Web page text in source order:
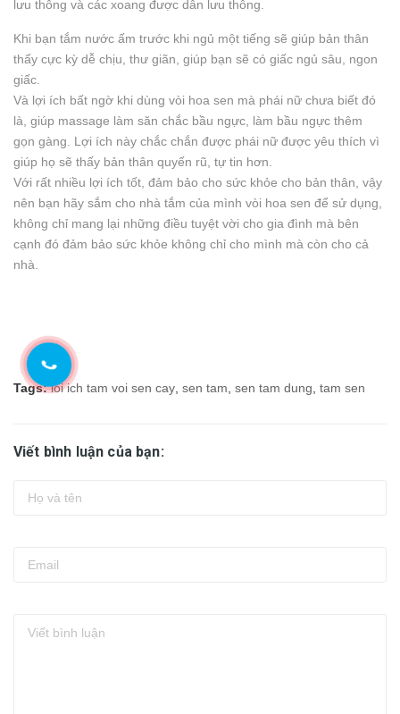
lưu thông và các xoang được dẫn lưu thông.
Khi bạn tắm nước ấm trước khi ngủ một tiếng sẽ giúp bản thân
thấy cực kỳ dễ chịu, thư giãn, giúp bạn sẽ có giấc ngủ sâu, ngon
giấc.
Và lợi ích bất ngờ khi dùng vòi hoa sen mà phái nữ chưa biết đó
là, giúp massage làm săn chắc bầu ngực, làm bầu ngực thêm
gọn gàng. Lợi ích này chắc chắn được phái nữ được yêu thích vì
giúp họ sẽ thấy bản thân quyến rũ, tự tin hơn.
Với rất nhiều lợi ích tốt, đảm bảo cho sức khỏe cho bản thân, vậy
nên bạn hãy sắm cho nhà tắm của mình vòi hoa sen để sử dụng,
không chỉ mang lại những điều tuyệt vời cho gia đình mà bên
cạnh đó đảm bảo sức khỏe không chỉ cho mình mà còn cho cả
nhà.
Tags: loi ich tam voi sen cay sen tam sen tam dung tam sen
Viết bình luận của bạn: